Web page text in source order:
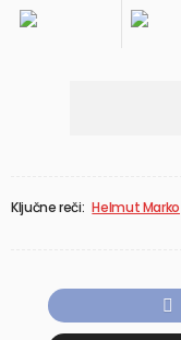
Ključne reči: Helmut Marko